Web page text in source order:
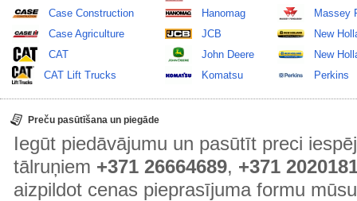
Case Construction
Case Agriculture
CAT
CAT Lift Trucks
Hanomag
JCB
John Deere
Komatsu
Massey
New
New
Perkins
Preču pasūtīšana un piegāde
Iegūt piedāvājumu un pasūtīt preci
tālruņiem +371 26664689, +371
aizpildot cenas pieprasījuma formu